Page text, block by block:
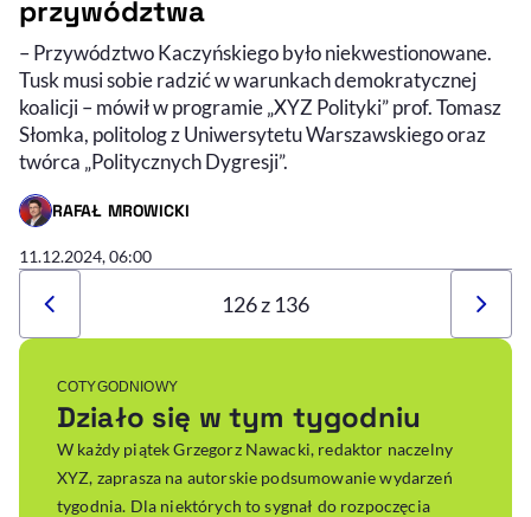
przywództwa
Audycja do słuchania (podcast)
Nagranie wideo
– Przywództwo Kaczyńskiego było niekwestionowane.
Tusk musi sobie radzić w warunkach demokratycznej
koalicji – mówił w programie „XYZ Polityki” prof. Tomasz
Słomka, politolog z Uniwersytetu Warszawskiego oraz
twórca „Politycznych Dygresji”.
RAFAŁ MROWICKI
- AUTOR ARTYKUŁU - PROFIL
11.12.2024, 06:00
126 z 136